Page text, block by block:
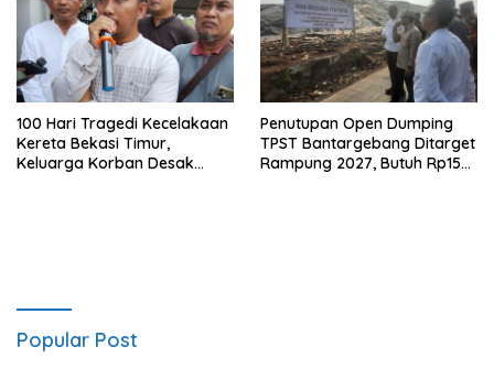
100 Hari Tragedi Kecelakaan
Kereta Bekasi Timur,
Keluarga Korban Desak
Penutupan Open Dumping
TPST Bantargebang Ditarget
Rampung 2027, Butuh Rp150
Popular Post